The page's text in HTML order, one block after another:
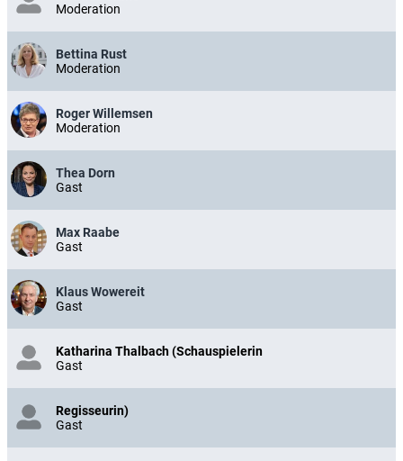
Moderation
Bettina Rust
Moderation
Roger Willemsen
Moderation
Thea Dorn
Gast
Max Raabe
Gast
Klaus Wowereit
Gast
Katharina Thalbach (Schauspielerin
Gast
Regisseurin)
Gast